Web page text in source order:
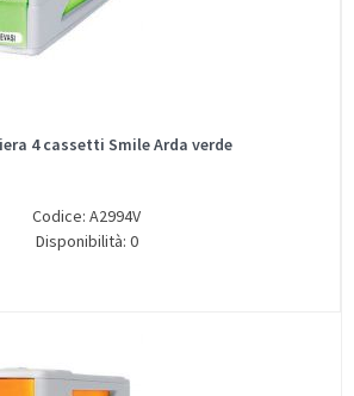
4 cassetti Smile Arda verde
Codice: A2994V
Disponibilità: 0